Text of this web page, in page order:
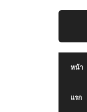
หน้า
แรก